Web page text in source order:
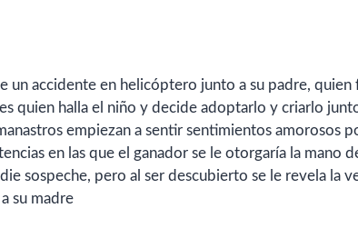
un accidente en helicóptero junto a su padre, quien
quien halla el niño y decide adoptarlo y criarlo
empiezan a sentir sentimientos amorosos
en las que el ganador se le otorgaría la mano
sospeche, pero al ser descubierto se le revela la
su madre